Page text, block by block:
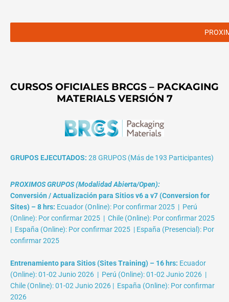
CURSOS OFICIALES BRCGS – PACKAGING
MATERIALS VERSIÓN 7
GRUPOS EJECUTADOS: 28 GRUPOS (Más de 193 Participantes)
PROXIMOS GRUPOS (Modalidad Abierta/Open):
Conversión / Actualización para Sitios v6 a v7 (Conversion for
Sites) – 8 hrs: Ecuador (Online): Por confirmar 2025 | Perú
(Online): Por confirmar 2025 | Chile (Online): Por confirmar 2025
| España (Online): Por confirmar 2025 | España (Presencial): Por
confirmar 2025
Entrenamiento para Sitios (Sites Training) – 16 hrs: Ecuador
(Online): 01-02 Junio 2026 | Perú (Online): 01-02 Junio 2026 |
Chile (Online): 01-02 Junio 2026 | España (Online): Por confirmar
2026